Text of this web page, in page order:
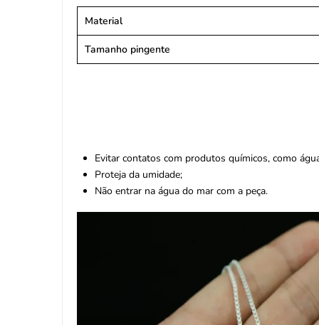
Material
Tamanho pingente
Evitar contatos com produtos químicos, como
Proteja da umidade;
Não entrar na água do mar com a peça.